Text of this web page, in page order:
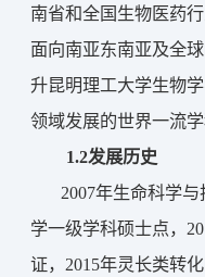
南省和全国生物医药
面向南亚东南亚及全
升昆明理工大学生物
领域发展的世界一流学
1.2发展历史
2007年生命科学
学一级学科硕士点，
证，2015年灵长类转